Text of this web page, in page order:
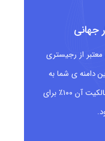
موضوعی دیگر را نیز
دامنه ها را برای
این دامنه
جهانی
از رجیستری
دامنه ی شما به
طور مستقیم و قانونی ثبت می‌شود و مالکیت آن ۱۰۰٪ برای